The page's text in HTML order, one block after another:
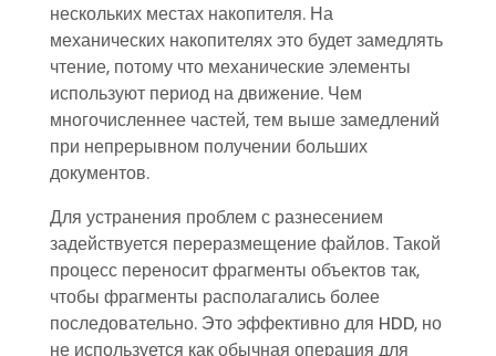
нескольких местах накопителя. На
механических накопителях это будет замедлять
чтение, потому что механические элементы
используют период на движение. Чем
многочисленнее частей, тем выше замедлений
при непрерывном получении больших
документов.
Для устранения проблем с разнесением
задействуется переразмещение файлов. Такой
процесс переносит фрагменты объектов так,
чтобы фрагменты располагались более
последовательно. Это эффективно для HDD, но
не используется как обычная операция для